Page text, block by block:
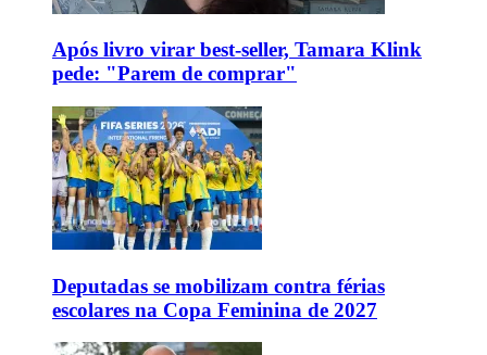
Após livro virar best-seller, Tamara Klink
pede: "Parem de comprar"
Deputadas se mobilizam contra férias
escolares na Copa Feminina de 2027